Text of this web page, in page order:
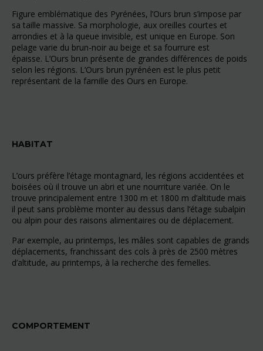
Figure emblématique des Pyrénées, l’Ours brun s’impose par
sa taille massive. Sa morphologie, aux oreilles courtes et
arrondies et à la queue invisible, est unique en Europe. Son
pelage varie du brun-noir au beige et sa fourrure est
épaisse. L’Ours brun présente de grandes différences de poids
selon les régions. L’Ours brun pyrénéen est le plus petit
représentant de la famille des Ours en Europe.
HABITAT
L’ours préfère l’étage montagnard, les régions accidentées et
boisées où il trouve un abri et une nourriture variée. On le
trouve principalement entre 1300 m et 1800 m d’altitude mais
il peut sans problème monter au dessus dans l’étage subalpin
ou alpin pour des raisons alimentaires ou de déplacement.
Par exemple, au printemps, les mâles sont capables de grands
déplacements, franchissant des cols à près de 2500 mètres
d’altitude, au printemps, à la recherche des femelles.
COMPORTEMENT